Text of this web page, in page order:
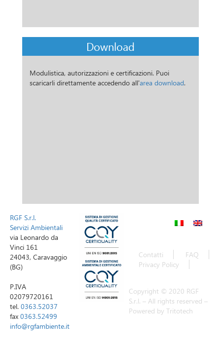
Download
Modulistica, autorizzazioni e certificazioni. Puoi
scaricarli direttamente accedendo all'area download.
RGF S.r.l.
Servizi Ambientali
via Leonardo da
Vinci 161
24043, Caravaggio
(BG)
P.IVA
02079720161
tel. 0363.52037
fax 0363.52499
info@rgfambiente.it
Contatti
FAQ
Privacy Policy
Copyright © 2020 RGF
S.r.l. – All rights reserved –
Powered by Tritotech